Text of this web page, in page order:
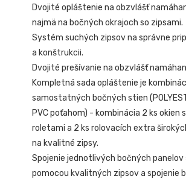
Dvojité opláštenie na obzvlášť
najmä na bočných okrajoch so zipsami.
Systém suchých zipsov na správne
a konštrukcii.
Dvojité prešívanie na obzvlášť
Kompletná sada opláštenie je
samostatných bočných stien
PVC poťahom) - kombinácia 2 ks okien
roletami a 2 ks rolovacích extra
na kvalitné zipsy.
Spojenie jednotlivých bočných panelov
pomocou kvalitných zipsov a spojenie